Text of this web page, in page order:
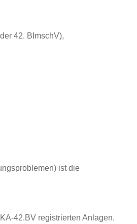
42. BImschV),
ist die
42.BV registrierten Anlagen,